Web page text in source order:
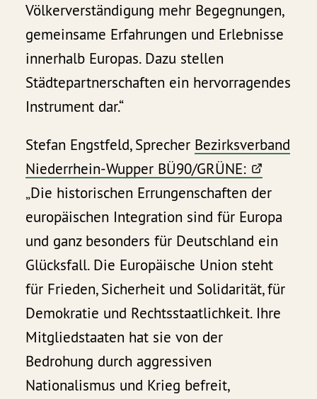
Völkerverständigung mehr Begegnungen,
gemeinsame Erfahrungen und Erlebnisse
innerhalb Europas. Dazu stellen
Städtepartnerschaften ein hervorragendes
Instrument dar.“
Stefan Engstfeld, Sprecher Bezirksverband
Niederrhein-Wupper BÜ90/GRÜNE:
„Die historischen Errungenschaften der
europäischen Integration sind für Europa
und ganz besonders für Deutschland ein
Glücksfall. Die Europäische Union steht
für Frieden, Sicherheit und Solidarität, für
Demokratie und Rechtsstaatlichkeit. Ihre
Mitgliedstaaten hat sie von der
Bedrohung durch aggressiven
Nationalismus und Krieg befreit,